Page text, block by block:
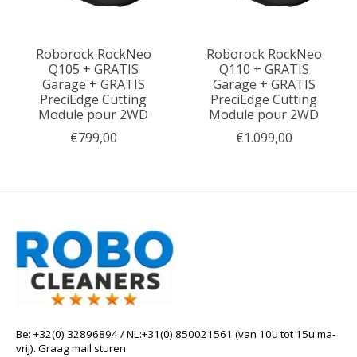
Roborock RockNeo
Q105 + GRATIS
Garage + GRATIS
PreciEdge Cutting
Module pour 2WD
€799,00
Roborock RockNeo
Q110 + GRATIS
Garage + GRATIS
PreciEdge Cutting
Module pour 2WD
€1.099,00
Be: +32(0) 32896894 / NL:+31(0) 850021561 (van 10u tot 15u ma-
vrij). Graag mail sturen.